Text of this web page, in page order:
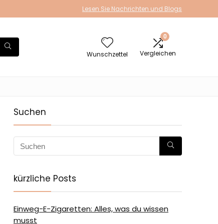
Lesen Sie Nachrichten und Blogs
Wunschzettel
0
Vergleichen
Suchen
kürzliche Posts
Einweg-E-Zigaretten: Alles, was du wissen
musst